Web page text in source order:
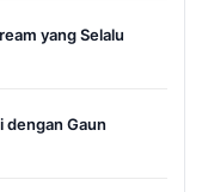
yang Selalu
dengan Gaun